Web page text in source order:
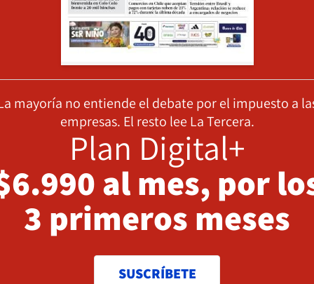
mayoría no entiende el debate por el impuesto a
empresas. El resto lee La Tercera.
Plan Digital+
al mes, por
3 primeros meses
SUSCRÍBETE